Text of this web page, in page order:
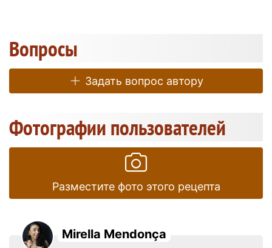
Вопросы
Задать вопрос автору
Фотографии пользователей
Разместите фото этого рецепта
Mirella Mendonça